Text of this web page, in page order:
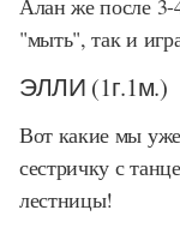
Алан же после 3-
"мыть", так и
ЭЛЛИ (1г.1м.)
Вот какие мы
сестричку с
лестницы!